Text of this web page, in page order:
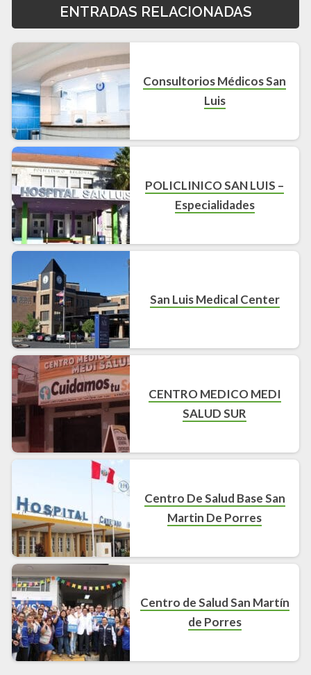
ENTRADAS RELACIONADAS
Consultorios Médicos San
Luis
POLICLINICO SAN LUIS –
Especialidades
San Luis Medical Center
CENTRO MEDICO MEDI
SALUD SUR
Centro De Salud Base San
Martin De Porres
Centro de Salud San Martín
de Porres